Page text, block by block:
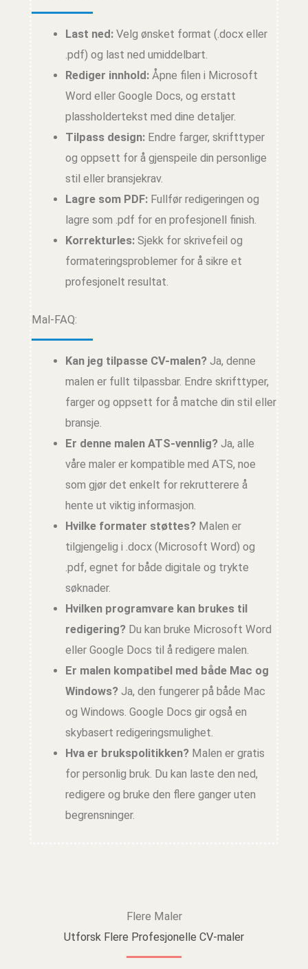
Last ned:Velg ønsket format (.docx eller
.pdf) og last ned umiddelbart.
Rediger innhold:Åpne filen i Microsoft
Word eller Google Docs, og erstatt
plassholdertekst med dine detaljer.
Tilpass design:Endre farger, skrifttyper
og oppsett for å gjenspeile din personlige
stil eller bransjekrav.
Lagre som PDF:Fullfør redigeringen og
lagre som .pdf for en profesjonell finish.
Korrekturles:Sjekk for skrivefeil og
formateringsproblemer for å sikre et
profesjonelt resultat.
Mal-FAQ:
Kan jeg tilpasse CV-malen?Ja, denne
malen er fullt tilpassbar. Endre skrifttyper,
farger og oppsett for å matche din stil eller
bransje.
Er denne malen ATS-vennlig?Ja, alle
våre maler er kompatible med ATS, noe
som gjør det enkelt for rekrutterere å
hente ut viktig informasjon.
Hvilke formater støttes?Malen er
tilgjengelig i .docx (Microsoft Word) og
.pdf, egnet for både digitale og trykte
søknader.
Hvilken programvare kan brukes til
redigering?Du kan bruke Microsoft Word
eller Google Docs til å redigere malen.
Er malen kompatibel med både Mac og
Windows?Ja, den fungerer på både Mac
og Windows. Google Docs gir også en
skybasert redigeringsmulighet.
Hva er brukspolitikken?Malen er gratis
for personlig bruk. Du kan laste den ned,
redigere og bruke den flere ganger uten
begrensninger.
Flere Maler
Utforsk Flere Profesjonelle CV-maler